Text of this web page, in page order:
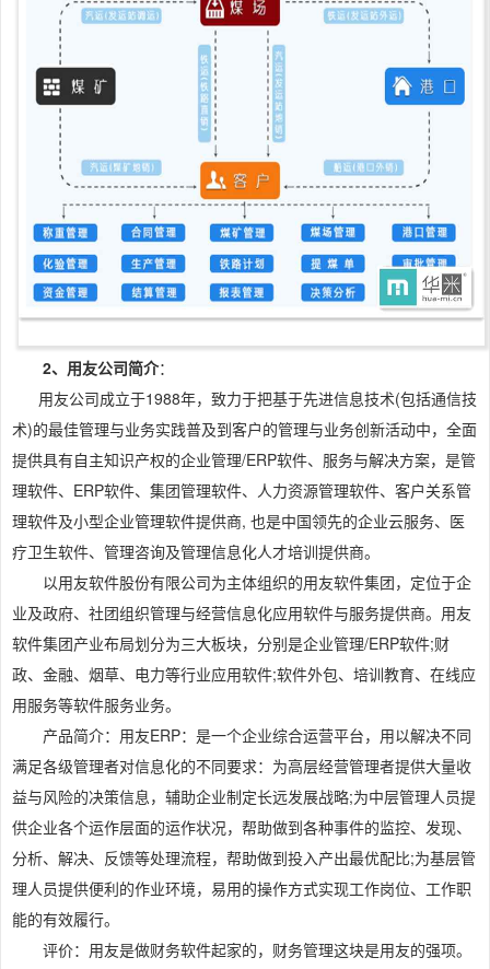
2、用友公司简介：
用友公司成立于1988年，致力于把基于先进信息技术(包括通信技
术)的最佳管理与业务实践普及到客户的管理与业务创新活动中，全面
提供具有自主知识产权的企业管理/ERP软件、服务与解决方案，是管
理软件、ERP软件、集团管理软件、人力资源管理软件、客户关系管
理软件及小型企业管理软件提供商, 也是中国领先的企业云服务、医
疗卫生软件、管理咨询及管理信息化人才培训提供商。
以用友软件股份有限公司为主体组织的用友软件集团，定位于企
业及政府、社团组织管理与经营信息化应用软件与服务提供商。用友
软件集团产业布局划分为三大板块，分别是企业管理/ERP软件;财
政、金融、烟草、电力等行业应用软件;软件外包、培训教育、在线应
用服务等软件服务业务。
产品简介：用友ERP：是一个企业综合运营平台，用以解决不同
满足各级管理者对信息化的不同要求：为高层经营管理者提供大量收
益与风险的决策信息，辅助企业制定长远发展战略;为中层管理人员提
供企业各个运作层面的运作状况，帮助做到各种事件的监控、发现、
分析、解决、反馈等处理流程，帮助做到投入产出最优配比;为基层管
理人员提供便利的作业环境，易用的操作方式实现工作岗位、工作职
能的有效履行。
评价：用友是做财务软件起家的，财务管理这块是用友的强项。